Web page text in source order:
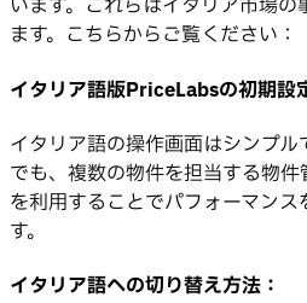
います。これらはイタリア市場
ます。こちらからご覧ください：
イタリア語版PriceLabsの初期設
イタリア語の操作画面はシンプ
でも、複数の物件を担当する物
を利用することでパフォーマン
す。
イタリア語への切り替え方法：